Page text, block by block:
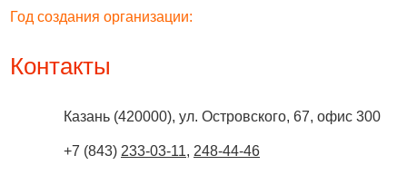
Год создания организации:
Контакты
Казань (420000), ул. Островского, 67, офис 300
+7 (843) 233-03-11, 248-44-46